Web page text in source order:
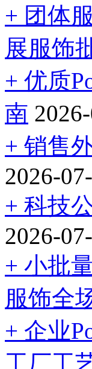
+ 团体
展服饰
+ 优质
南
+ 销售
2026-
+ 科技
2026-
+ 小批
服饰全
+ 企业
工厂工